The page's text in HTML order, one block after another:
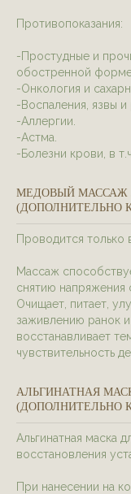
Противопоказания:
-Простудные и
обостренной
-Онкология и
-Воспаления, язвы и
-Аллергии.
-Астма.
-Болезни крови, в
МЕДОВЫЙ МАССАЖ
(ДОПОЛНИТЕЛЬНО
Проводится только
Массаж
снятию напряжения
Очищает, питает,
заживлению ранок
восстанавливает
чувствительность
АЛЬГИНАТНАЯ
(ДОПОЛНИТЕЛЬНО
Альгинатная маска
восстановления
При нанесении на
ПРОГРАММЫ
которые дополняются